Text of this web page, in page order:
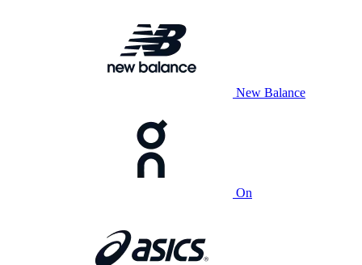
New Balance
On